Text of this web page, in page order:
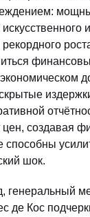
цен, создавая
способны
шок.
генеральный
де Кос